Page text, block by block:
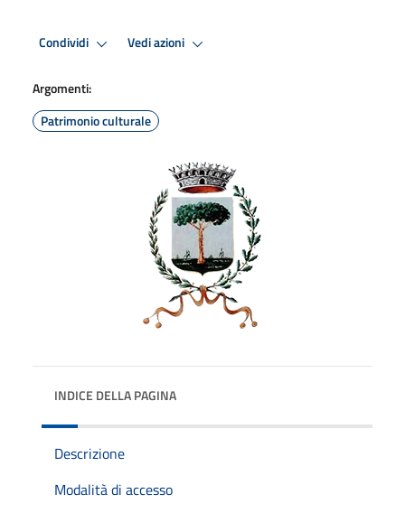
Condividi Vedi azioni
Argomenti:
Patrimonio culturale
INDICE DELLA PAGINA
Descrizione
Modalità di accesso